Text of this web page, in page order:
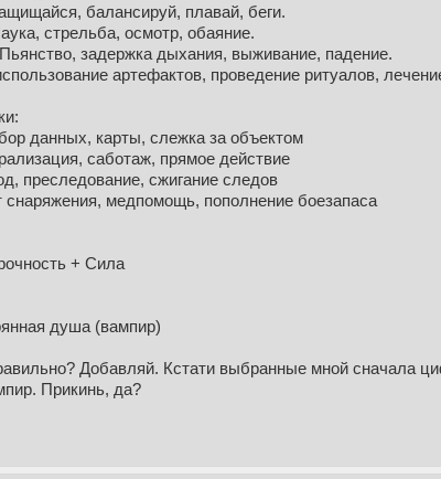
балансируй, плавай, беги.
стрельба, осмотр, обаяние.
задержка дыхания, выживание, падение.
артефактов, проведение ритуалов,
данных, карты, слежка за объектом
саботаж, прямое действие
преследование, сжигание следов
снаряжения, медпомощь, пополнение боезапаса
+ Сила
душа (вампир)
Добавляй. Кстати выбранные мной сначала
Прикинь, да?